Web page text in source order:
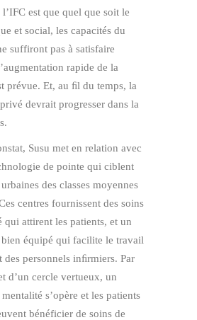
est que quel que soit le
et social, les capacités du
suffiront pas à satisfaire
rapide de la
prévue. Et, au ﬁl du temps, la
devrait progresser dans la
Susu met en relation avec
de pointe qui ciblent
des classes moyennes
centres fournissent des soins
qui attirent les patients, et un
équipé qui facilite le travail
des personnels inﬁrmiers. Par
d’un cercle vertueux, un
s’opère et les patients
bénéficier de soins de